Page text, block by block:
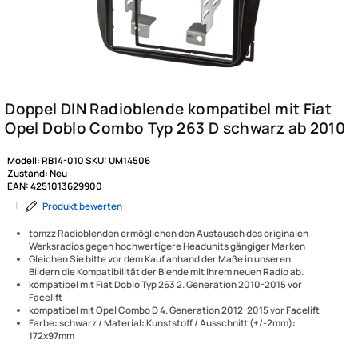
tomzz Radioblenden ermöglichen den Austausch des originalen
Werksradios gegen hochwertigere Headunits gängiger Marken
Gleichen Sie bitte vor dem Kauf anhand der Maße in unseren
Bildern die Kompatibilität der Blende mit Ihrem neuen Radio ab.
Zustand:Neu
EAN:4251013629900
Produkt bewerten